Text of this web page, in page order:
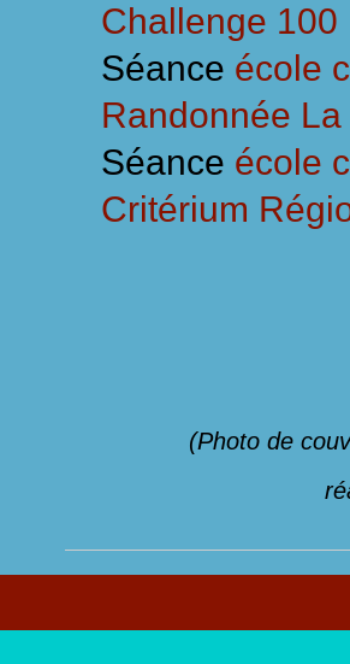
Challenge
Séance école
Randonnée
Séance école
Critérium
(Photo de